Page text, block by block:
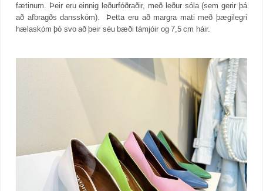
fætinum. Þeir eru einnig leðurfóðraðir, með leður sóla (sem gerir þá
að afbragðs dansskóm). Þetta eru að margra mati með þægilegri
hælaskóm þó svo að þeir séu bæði támjóir og 7,5 cm háir.